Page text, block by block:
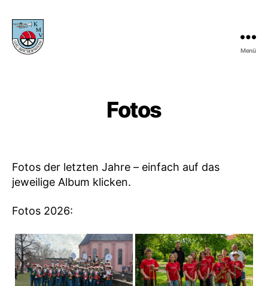
Menü
Fotos
Fotos der letzten Jahre – einfach auf das
jeweilige Album klicken.
Fotos 2026: